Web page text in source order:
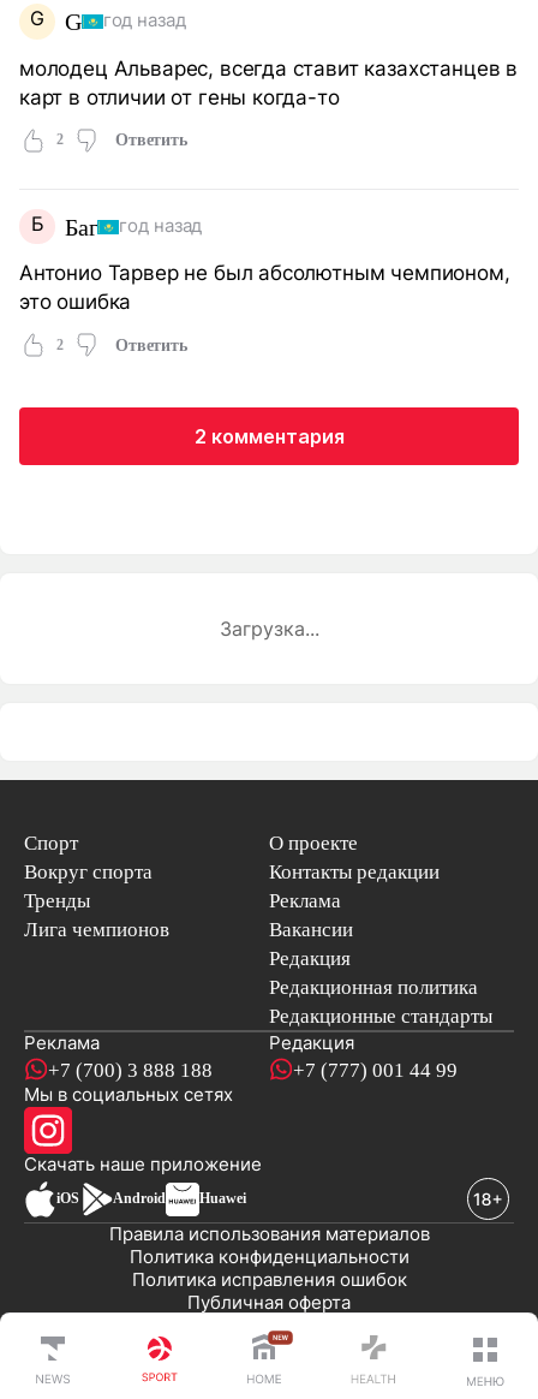
G G год назад
молодец Альварес, всегда ставит казахстанцев в
карт в отличии от гены когда-то
2 Ответить
Б Баг год назад
Антонио Тарвер не был абсолютным чемпионом,
это ошибка
2 Ответить
2 комментария
Загрузка...
Спорт
Вокруг спорта
Тренды
Лига чемпионов
О проекте
Контакты редакции
Реклама
Вакансии
Редакция
Редакционная политика
Редакционные стандарты
Реклама
+7 (700) 3 888 188
Редакция
+7 (777) 001 44 99
Мы в социальных сетях
Скачать наше приложениеновостей
iOS Android Huawei
Публичная оферта
Политика исправления ошибок
Политика конфиденциальности
Правила использования материалов
© 2008-2026 ТОО «EML»